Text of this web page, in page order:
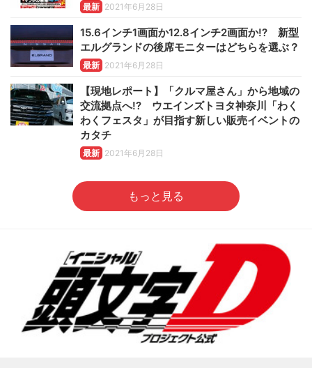
最新 2021年6月28日
15.6インチ1画面か12.8インチ2画面か!? 新型
エルグランドの後席モニターはどちらを選ぶ？
最新 2021年6月28日
【現地レポート】「クルマ屋さん」から地域の
交流拠点へ!? ウエインズトヨタ神奈川「わく
わくフェスタ」が目指す新しい販売イベントの
カタチ
最新 2021年6月28日
もっと見る